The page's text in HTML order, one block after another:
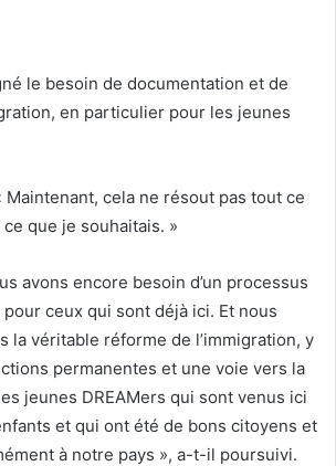
le besoin de documentation et de
en particulier pour les jeunes
Maintenant, cela ne résout pas tout ce
que je souhaitais. »
avons encore besoin d’un processus
ceux qui sont déjà ici. Et nous
la véritable réforme de l’immigration, y
permanentes et une voie vers la
jeunes DREAMers qui sont venus ici
et qui ont été de bons citoyens et
à notre pays », a-t-il poursuivi.